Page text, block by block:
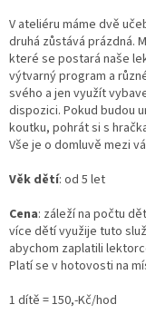
V ateliéru máme dvě
druhá zůstává prázdná.
které se postará naše
výtvarný program a
svého a jen využít
dispozici. Pokud budou
koutku, pohrát si s
Vše je o domluvě mezi
Věk dětí: od 5 let
Cena: záleží na počtu
více dětí využije tuto
abychom zaplatili
Platí se v hotovosti na
1 dítě = 150,-Kč/hod